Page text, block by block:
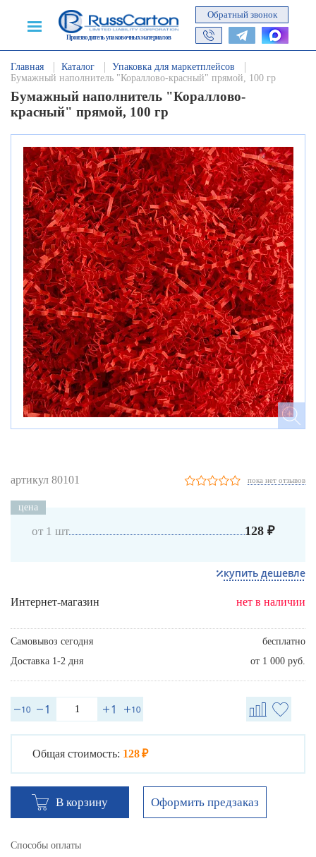
Производитель упаковочных материалов
Обратный звонок
Главная Каталог
Упаковка для маркетплейсов
Бумажный наполнитель "Кораллово-красный" прямой, 100 гр
Бумажный наполнитель "Кораллово-
красный" прямой, 100 гр
артикул 80101 пока нет отзывов
цена
от 1 шт 128 ₽
купить дешевле
Интернет-магазин нет в наличии
Самовывоз сегодня
бесплатно
Доставка 1-2 дня
от 1 000 руб.
Общая стоимость: 128 ₽
В корзину Оформить предзаказ
Способы оплаты